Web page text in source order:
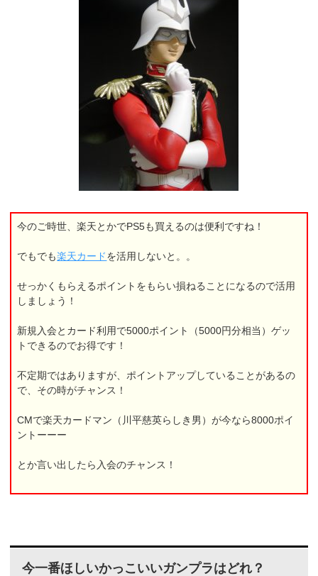
今のご時世、楽天とかでPS5も買えるのは便利ですね！
でもでも楽天カードを活用しないと。。
せっかくもらえるポイントをもらい損ねることになるので活用
しましょう！
新規入会とカード利用で5000ポイント（5000円分相当）ゲッ
トできるのでお得です！
不定期ではありますが、ポイントアップしていることがあるの
で、その時がチャンス！
CMで楽天カードマン（川平慈英らしき男）が今なら8000ポイ
ントーーー
とか言い出したら入会のチャンス！
今一番ほしいかっこいいガンプラはどれ？